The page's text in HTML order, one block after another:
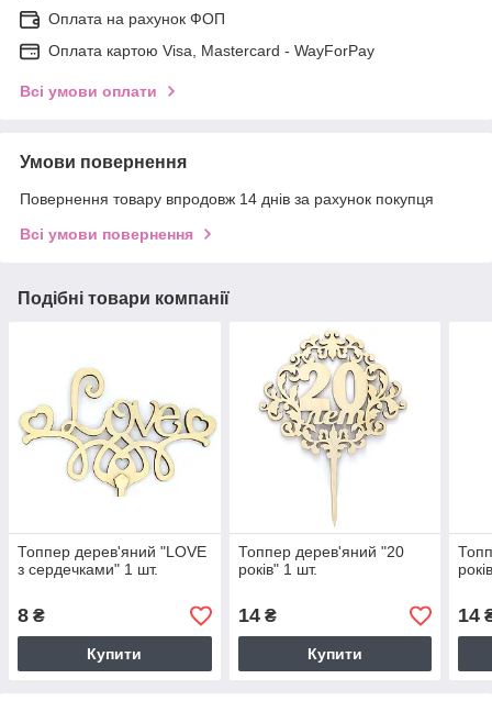
Оплата на рахунок ФОП
Оплата картою Visa, Mastercard - WayForPay
Всі умови оплати
Умови повернення
Повернення товару впродовж 14 днів за рахунок покупця
Всі умови повернення
Подібні товари компанії
Топпер дерев'яний "LOVE
з сердечками" 1 шт.
8 ₴
Купити
Топпер дерев'яний "20
років" 1 шт.
14₴
Купити
14